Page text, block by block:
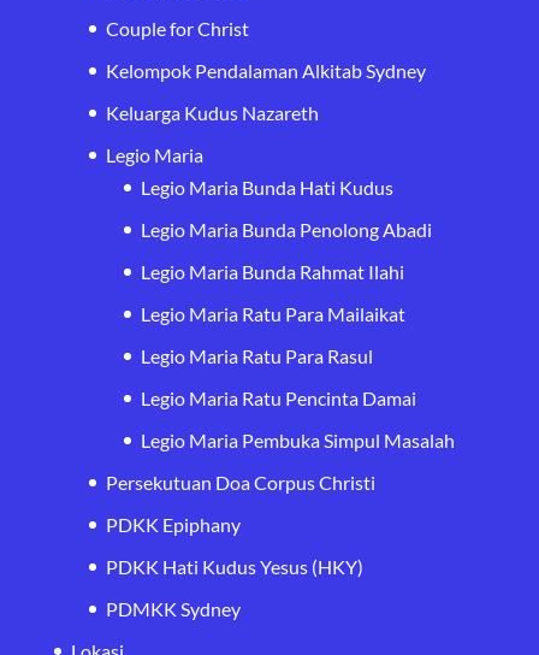
Couple for Christ
Kelompok Pendalaman Alkitab Sydney
Keluarga Kudus Nazareth
Legio Maria
Legio Maria Bunda Hati Kudus
Legio Maria Bunda Penolong Abadi
Legio Maria Bunda Rahmat Ilahi
Legio Maria Ratu Para Mailaikat
Legio Maria Ratu Para Rasul
Legio Maria Ratu Pencinta Damai
Legio Maria Pembuka Simpul Masalah
Persekutuan Doa Corpus Christi
PDKK Epiphany
PDKK Hati Kudus Yesus (HKY)
PDMKK Sydney